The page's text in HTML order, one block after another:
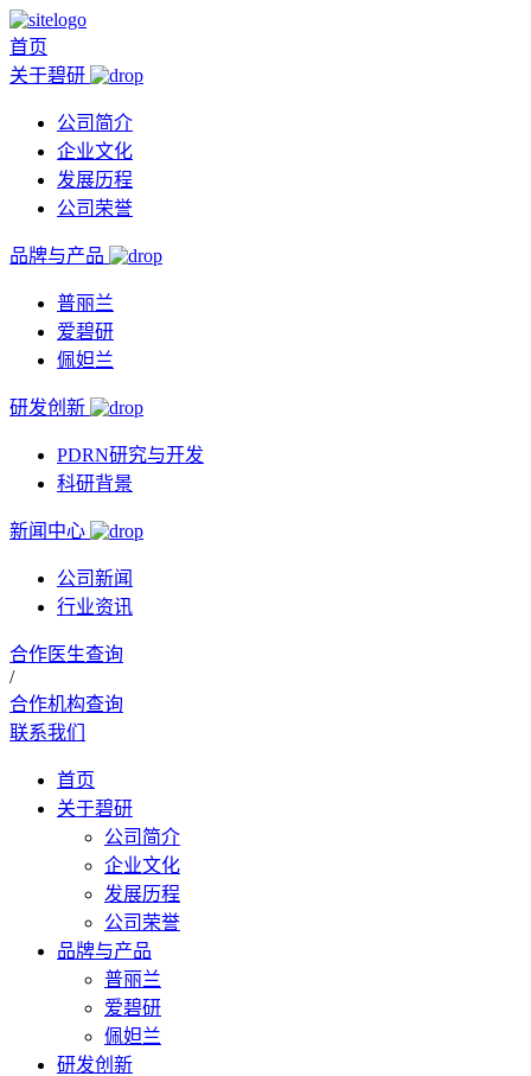
首页
关于碧研
公司简介
企业文化
发展历程
公司荣誉
品牌与产品
普丽兰
爱碧研
佩妲兰
研发创新
PDRN研究与开发
科研背景
新闻中心
公司新闻
行业资讯
合作医生查询
/
合作机构查询
联系我们
首页
关于碧研
公司简介
企业文化
发展历程
公司荣誉
品牌与产品
普丽兰
爱碧研
佩妲兰
研发创新